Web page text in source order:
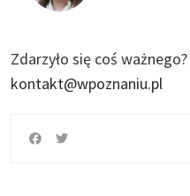
Zdarzyło się coś ważnego?
kontakt@wpoznaniu.pl